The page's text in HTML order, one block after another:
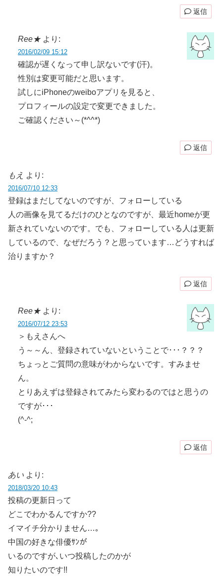
返信
Ree★ より:
2016/02/09 15:12
確認が遅くなって申し訳ないです(汗)。
性別は変更可能だと思います。
試しにiPhoneのweiboアプリを見ると、
プロフィールの設定で変更できました。
ご確認ください～(*^^*)
返信
もえ より:
2016/07/10 12:33
登録はまだしてないのですが、フォローしている
人の画像を見てるだけのひとなのですが、最近homeが更
新されていないのです。でも、フォローしている人は更新
しているので、なぜだろう？と思っています…どうすれば
治りますか？
返信
Ree★ より:
2016/07/12 23:53
＞もえさんへ
う～～ん、登録されていないということで･･･？？？
ちょっとご質問の意味がわからないです。すみませ
ん。
とりあえずは登録されてみたら変わるのではと思うの
ですが･･･
(^-^;
返信
あい より:
2018/03/20 10:43
投稿の更新日って
どこでわかるんですか??
イマイチ分かりません…｡
中国の好きな俳優ｻﾝが
いるのですが､いつ投稿したのかが
知りたいのです!!